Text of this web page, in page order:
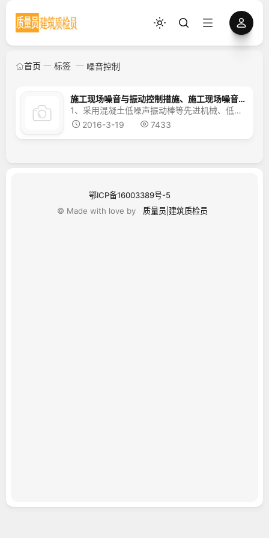
首页 标签 噪音控制
施工现场噪音与振动控制措施、施工现场噪音防扰民措施
1、采用混凝土低噪声振动棒等先进机械、低噪声设备进行施工； 2、合理选用推土机、挖土机、自卸汽车等内燃机机械，保证机械既不超负荷运转又不空转加油，平稳高效运行； 3、现场木工房、混凝土输送泵采用双层木板封闭或设置吸音降噪屏； 4、在施工作业面噪音敏感区域设置足够长度的隔音屏；&...
2016-3-19
7433
鄂ICP备16003389号-5
© Made with love by
质量员|建筑质检员